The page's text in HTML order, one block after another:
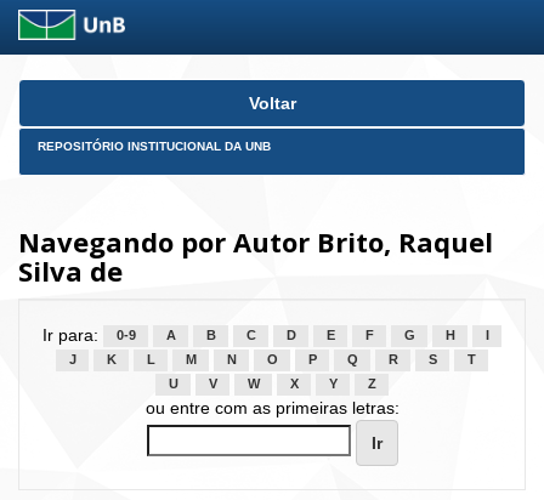
Skip
Voltar
REPOSITÓRIO INSTITUCIONAL DA UNB
Navegando por Autor Brito, Raquel
Silva de
Ir para: 0-9 A B C D E F G H
J
K L M N O P Q R S
T
U
V W X Y Z
ou entre com as primeiras letras: